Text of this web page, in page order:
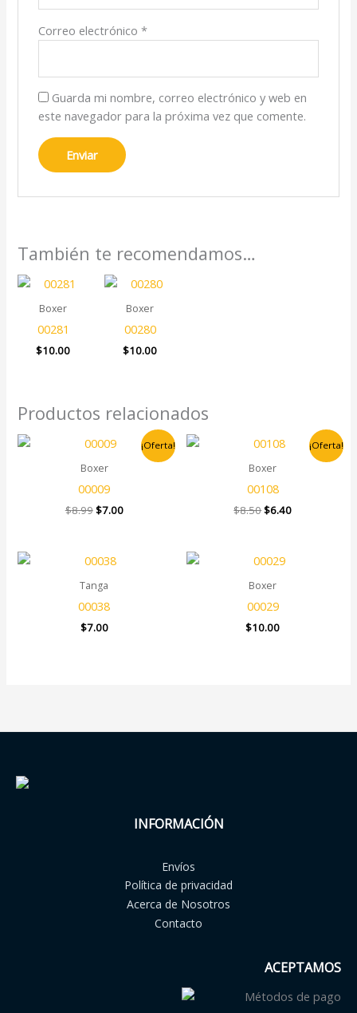
Correo electrónico *
Guarda mi nombre, correo electrónico y web en
este navegador para la próxima vez que comente.
También te recomendamos…
Boxer
00281
$10.00
Boxer
00280
$10.00
Productos relacionados
¡Oferta!
Boxer
00009
$8.99
El
original
$8.99.
$7.00
precio
¡Oferta!
Boxer
00108
$8.50
El
original
$8.50.
$6.40
precio
Tanga
00038
$7.00
Boxer
00029
$10.00
INFORMACIÓN
Envíos
Política de privacidad
Acerca de Nosotros
Contacto
ACEPTAMOS